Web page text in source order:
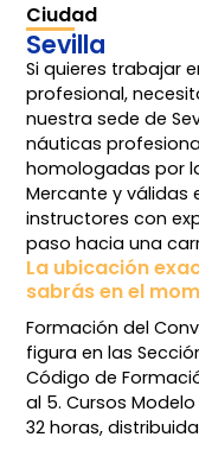
Ciudad
Sevilla
Si quieres trabajar
profesional,
nuestra sede de
náuticas
homologadas por
Mercante y válidas
instructores con
paso hacia una
La ubicación
sabrás en el
Formación del
figura en las
Código de
al 5. Cursos Modelo
32 horas,